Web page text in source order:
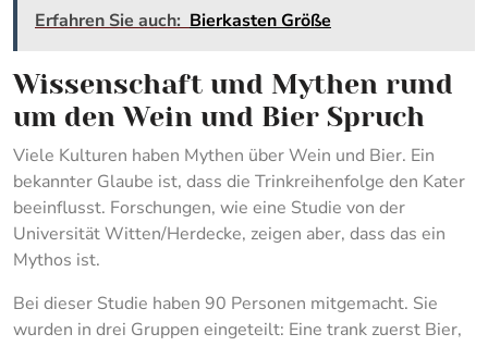
Erfahren Sie auch: Bierkasten Größe
Wissenschaft und Mythen rund
um den Wein und Bier Spruch
Viele Kulturen haben Mythen über Wein und Bier. Ein
bekannter Glaube ist, dass die Trinkreihenfolge den Kater
beeinflusst. Forschungen, wie eine Studie von der
Universität Witten/Herdecke, zeigen aber, dass das ein
Mythos ist.
Bei dieser Studie haben 90 Personen mitgemacht. Sie
wurden in drei Gruppen eingeteilt: Eine trank zuerst Bier,